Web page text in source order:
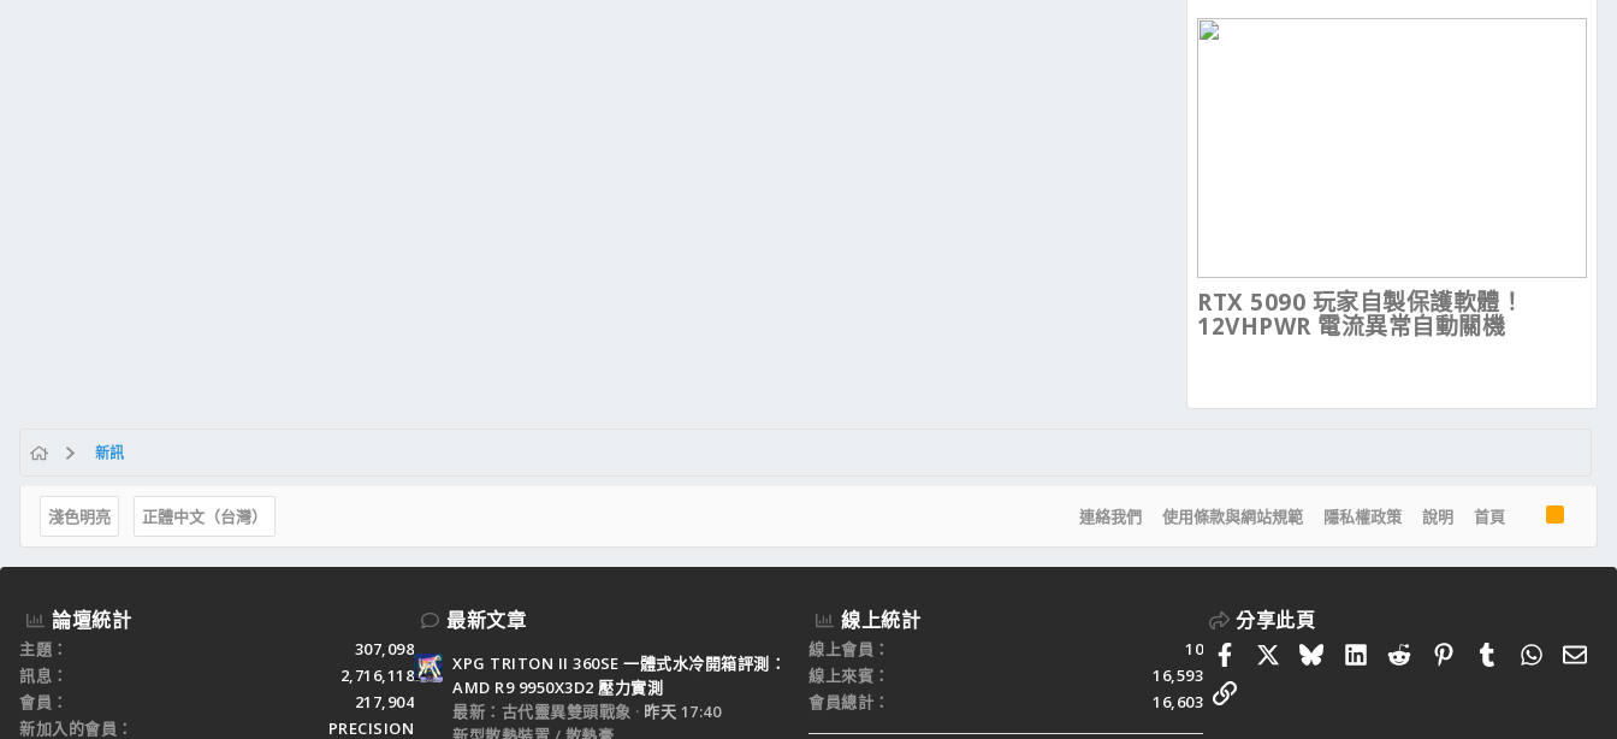
RTX 5090 玩家自製保護軟體！
12VHPWR 電流異常自動關機
新訊
淺色明亮 正體中文（台灣） 連絡我們 使用條款與網站規範 隱私權政策 說明 首頁
S
論壇統計
主題
307,098
訊息
2,716,118
會員
217,904
新加入的會員
PRECISION
最新文章
XPG TRITON II 360SE 一體式水冷開箱評測：
AMD R9 9950X3D2 壓力實測
最新：古代靈異雙頭戰象
昨天 17:40
線上統計
線上會員
10
線上來賓
16,593
會員總計
16,603
分享此頁
FacebookBlueskyLinkedIn
RedditPinterestTumblr 電
連結